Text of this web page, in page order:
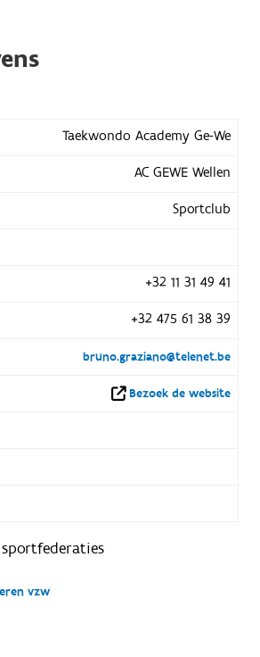
Taekwondo Academy Ge-We
AC GEWE Wellen
Sportclub
+32 11 31 49 41
+32 475 61 38 39
bruno.graziano@telenet.be
Bezoek de website
vzw